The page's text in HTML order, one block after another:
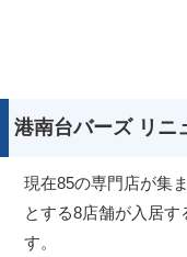
港南台バーズ リニ
現在85の専門店が集
とする8店舗が入居
す。